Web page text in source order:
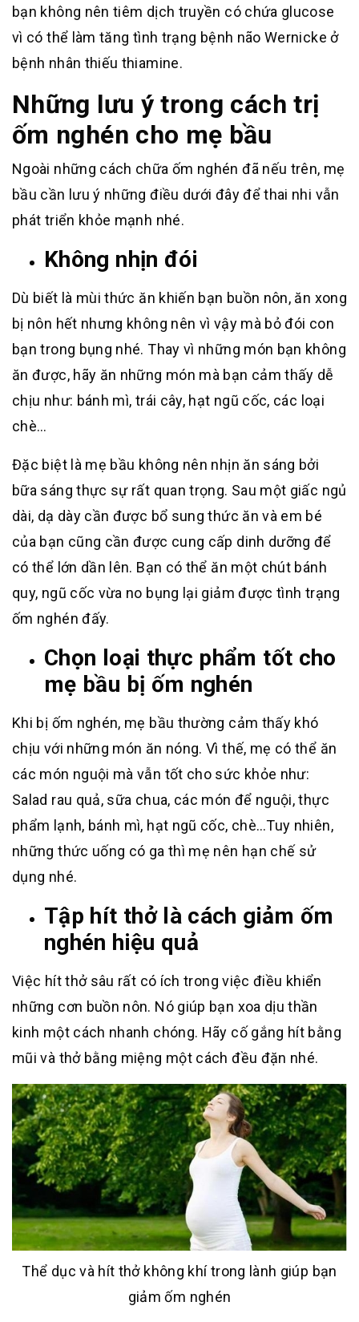
bạn không nên tiêm dịch truyền có chứa glucose
vì có thể làm tăng tình trạng bệnh não Wernicke ở
bệnh nhân thiếu thiamine.
Những lưu ý trong cách trị
ốm nghén cho mẹ bầu
Ngoài những cách chữa ốm nghén đã nếu trên, mẹ
bầu cần lưu ý những điều dưới đây để thai nhi vẫn
phát triển khỏe mạnh nhé.
Không nhịn đói
Dù biết là mùi thức ăn khiến bạn buồn nôn, ăn xong
bị nôn hết nhưng không nên vì vậy mà bỏ đói con
bạn trong bụng nhé. Thay vì những món bạn không
ăn được, hãy ăn những món mà bạn cảm thấy dễ
chịu như: bánh mì, trái cây, hạt ngũ cốc, các loại
chè…
Đặc biệt là mẹ bầu không nên nhịn ăn sáng bởi
bữa sáng thực sự rất quan trọng. Sau một giấc ngủ
dài, dạ dày cần được bổ sung thức ăn và em bé
của bạn cũng cần được cung cấp dinh dưỡng để
có thể lớn dần lên. Bạn có thể ăn một chút bánh
quy, ngũ cốc vừa no bụng lại giảm được tình trạng
ốm nghén đấy.
Chọn loại thực phẩm tốt cho
mẹ bầu bị ốm nghén
Khi bị ốm nghén, mẹ bầu thường cảm thấy khó
chịu với những món ăn nóng. Vì thế, mẹ có thể ăn
các món nguội mà vẫn tốt cho sức khỏe như:
Salad rau quả, sữa chua, các món để nguội, thực
phẩm lạnh, bánh mì, hạt ngũ cốc, chè…Tuy nhiên,
những thức uống có ga thì mẹ nên hạn chế sử
dụng nhé.
Tập hít thở là cách giảm ốm
nghén hiệu quả
Việc hít thở sâu rất có ích trong việc điều khiển
những cơn buồn nôn. Nó giúp bạn xoa dịu thần
kinh một cách nhanh chóng. Hãy cố gắng hít bằng
mũi và thở bằng miệng một cách đều đặn nhé.
Thể dục và hít thở không khí trong lành giúp bạn
giảm ốm nghén